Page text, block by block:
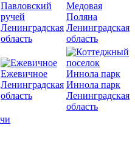
Павловский
ручей
Ленинградская
область
Медовая
Поляна
Ленинградская
область
Ежевичное
Ленинградская
область
Иннола парк
Ленинградская
область